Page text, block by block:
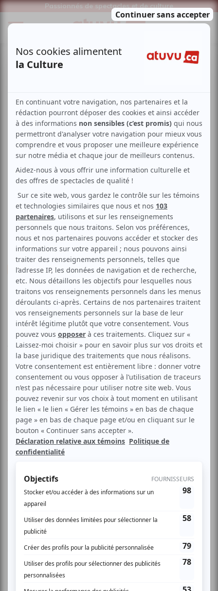
Passionnés de spectacles et de culture
Humour Sketch Stand-up Absurde
Le Couscous Comedy Show
fête ses 1 An!
Aucune offre promotionnelle
disponible
Soyez les premiers avisés dès qu'il y aura une offre promo
pour Le Couscous Comedy Show fête ses 1 An!:INSCRIVEZ-
VOUS
Le Couscous Comedy Show fête sa Première année de
Semoule Cuite à la Vapeur et de délire à grande échelle!
Pour l'occasion, un des artistes Star du CCS arrive de
France pour nous Jouer son One Man Show: HASSAN%
Un spectacle qui fait un malheur en France et que Hassan
Zahi viendra Souffler aux Bobards pour cette édition
Anniversario del Couscoussito!
Artistes Invités: